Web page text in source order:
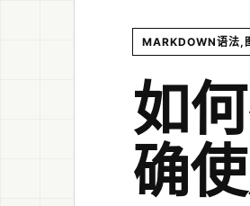
MARKDOWN语法,
如
确